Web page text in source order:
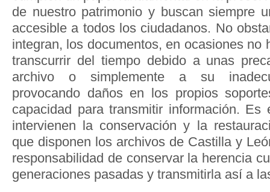
de nuestro patrimonio y buscan siempre
accesible a todos los ciudadanos. No
integran, los documentos, en ocasiones no
transcurrir del tiempo debido a unas
archivo o simplemente a su
provocando daños en los propios
capacidad para transmitir información. Es
intervienen la conservación y la
que disponen los archivos de Castilla y
responsabilidad de conservar la herencia
generaciones pasadas y transmitirla así a